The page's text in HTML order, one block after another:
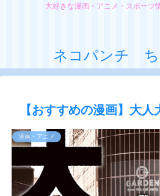
大好きな漫画・アニメ・スポーツ
ネコパンチ ち
【おすすめの漫画】大人
漫画・アニメ